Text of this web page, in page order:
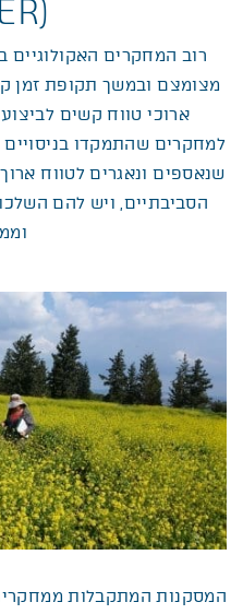
(LTER)
רוב המחקרים האקולוגיים
מצומצם ובמשך תקופת זמן
ארוכי טווח קשים לביצוע
למחקרים שהתמקדו בניסויים
שנאספים ונאגרים לטווח
הסביבתיים, ויש להם
המסקנות המתקבלות ממחקרים